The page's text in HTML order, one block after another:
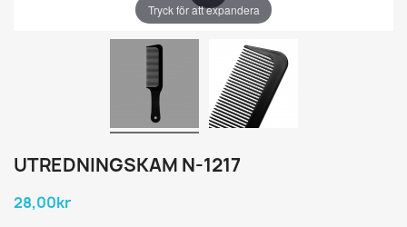
Tryck för att expandera
UTREDNINGSKAM N-1217
28,00kr